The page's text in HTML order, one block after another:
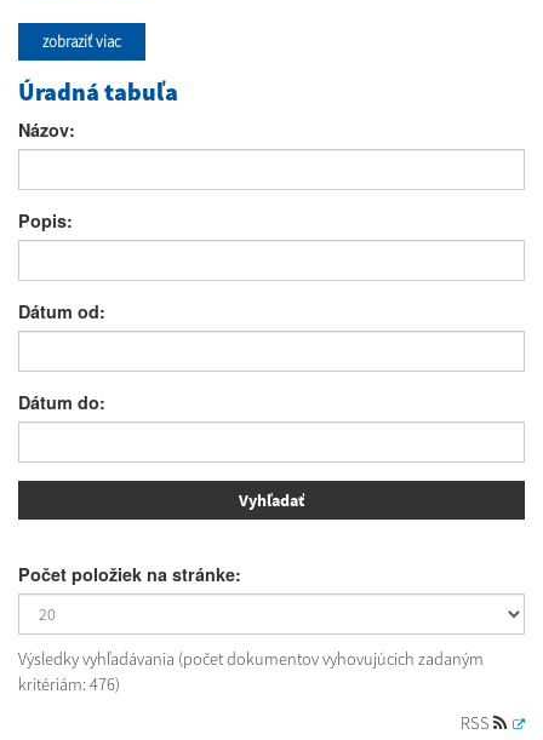
zobraziť viac
Úradná tabuľa
Názov:
Popis:
Dátum od:
Dátum do:
Počet položiek na stránke:
Výsledky vyhľadávania (počet dokumentov vyhovujúcich zadaným
kritériám: 476)
RSS